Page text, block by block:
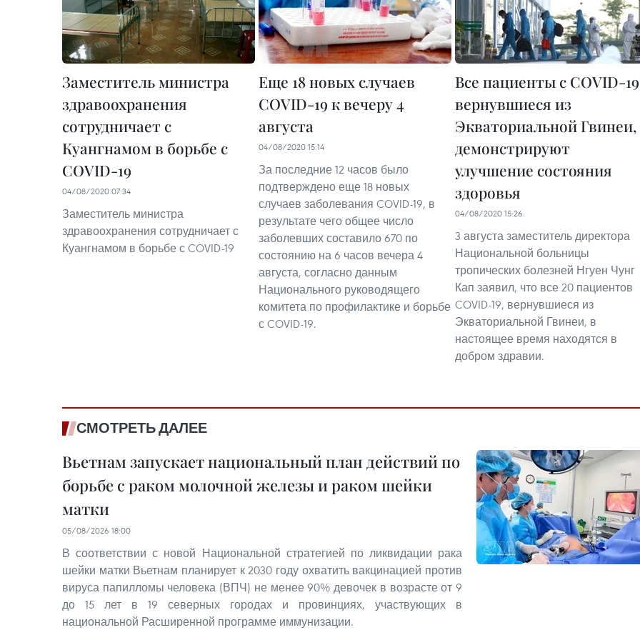
Заместитель министра
здравоохранения
сотрудничает с
Куангнамом в борьбе с
COVID-19
04/08/2020 07:34
Заместитель министра
здравоохранения сотрудничает с
Куангнамом в борьбе с COVID-19
Еще 18 новых случаев
COVID-19 к вечеру 4
августа
04/08/2020 15:14
За последние 12 часов было
подтверждено еще 18 новых
случаев заболевания COVID-19, в
результате чего общее число
заболевших составило 670 по
состоянию на 6 часов вечера 4
августа, согласно данным
Национального руководящего
комитета по профилактике и борьбе
с COVID-19.
Все пациенты с COVID-
вернувшиеся из
Экваториальной Гвинеи,
демонстрируют
улучшение состояния
здоровья
04/08/2020 15:26
3 августа заместитель директора
Национальной больницы
тропических болезней Нгуен Чунг
Кап заявил, что все 20 пациентов
COVID-19, вернувшиеся из
Экваториальной Гвинеи, в
настоящее время находятся в
добром здравии.
СМОТРЕТЬ ДАЛЕЕ
Вьетнам запускает национальный план действий по
борьбе с раком молочной железы и раком шейки
матки
05/08/2026 18:00
В соответствии с новой Национальной стратегией по ликвидации рака
шейки матки Вьетнам планирует к 2030 году охватить вакцинацией против
вируса папилломы человека (ВПЧ) не менее 90% девочек в возрасте от 9
до 15 лет в 19 северных городах и провинциях, участвующих в
национальной Расширенной программе иммунизации.